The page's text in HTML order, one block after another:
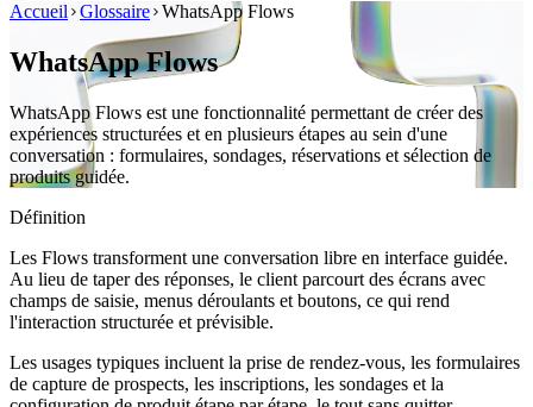
Accueil Glossaire WhatsApp Flows
WhatsApp Flows
WhatsApp Flows est une fonctionnalité permettant de créer des
expériences structurées et en plusieurs étapes au sein d'une
conversation : formulaires, sondages, réservations et sélection de
produits guidée.
Définition
Les Flows transforment une conversation libre en interface guidée.
Au lieu de taper des réponses, le client parcourt des écrans avec
champs de saisie, menus déroulants et boutons, ce qui rend
l'interaction structurée et prévisible.
Les usages typiques incluent la prise de rendez-vous, les formulaires
de capture de prospects, les inscriptions, les sondages et la